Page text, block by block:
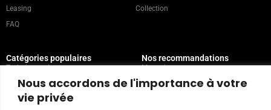
Nous accordons de l'importance à votre
vie privée
Leasing
FAQ
Collection
Catégories populaires
Technique mixte
Peinture
Abstrait
Nos recommandations
Magazine
Contact